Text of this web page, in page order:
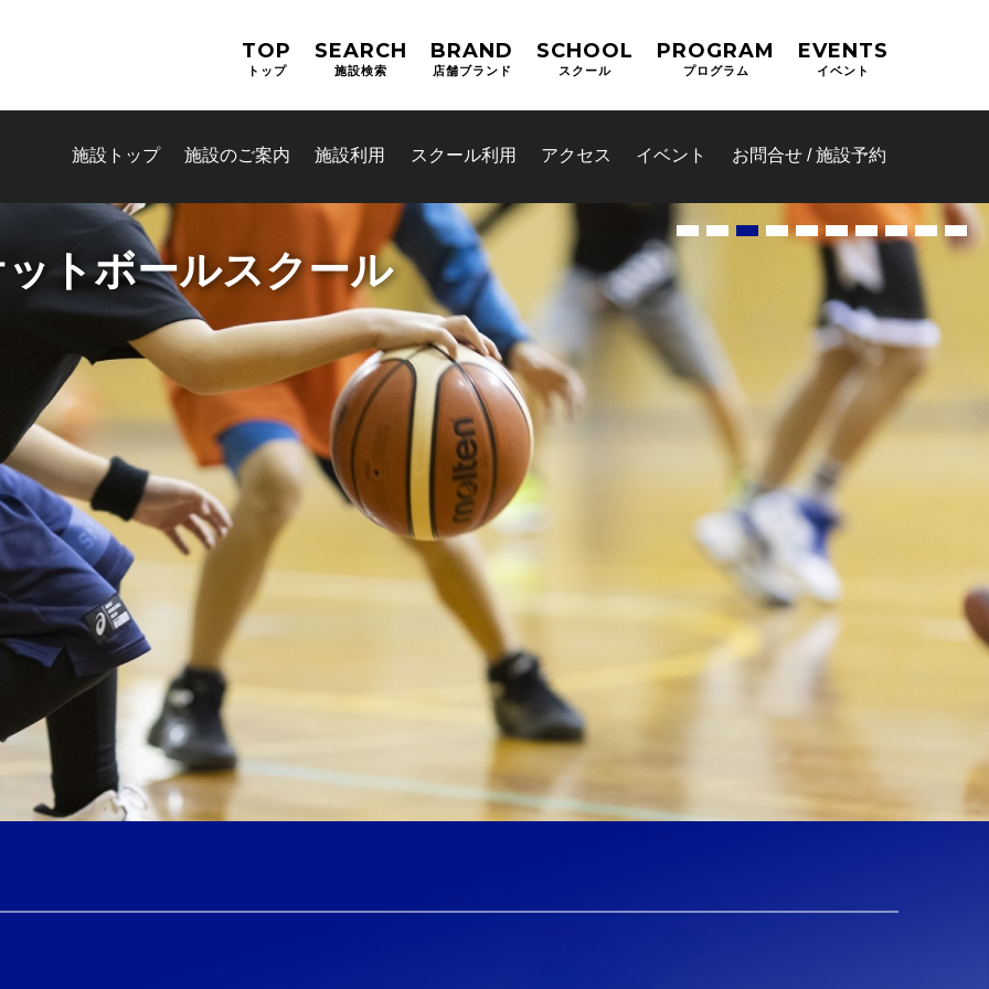
TOP
トップ
SEARCH
施設検索
BRAND
店舗ブランド
SCHOOL
スクール
PROGRAM
プログラム
EVENTS
イベント
施設トップ 施設のご案内 施設利用 スクール利用 アクセス イベント お問合せ / 施設予約
お問合せフォーム
高槻市スポーツ施設情報システム(オーパ
トボールスクール